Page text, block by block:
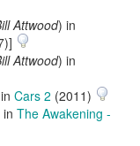
Attwood) in
Attwood) in
Cars 2 (2011)
in The Awakening -